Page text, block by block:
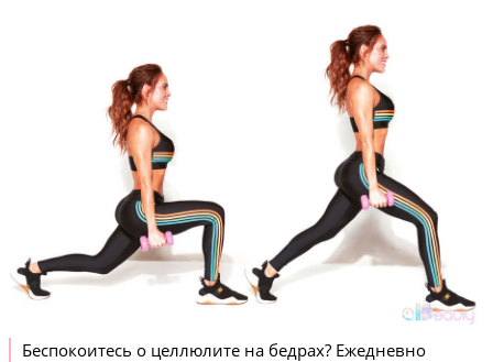
Беспокоитесь о целлюлите на бедрах? Ежедневно